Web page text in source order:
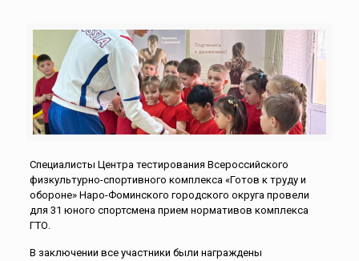
Специалисты Центра тестирования Всероссийского
физкультурно-спортивного комплекса «Готов к труду и
обороне» Наро-Фоминского городского округа провели
для 31 юного спортсмена прием нормативов комплекса
ГТО.
В заключении все участники были награждены